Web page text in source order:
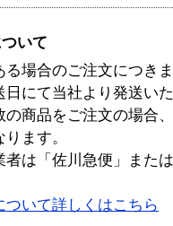
いて
る場合のご注文につき
日にて当社より発送い
の商品をご注文の場合
ます。
は「佐川急便」また
ついて詳しくはこちら